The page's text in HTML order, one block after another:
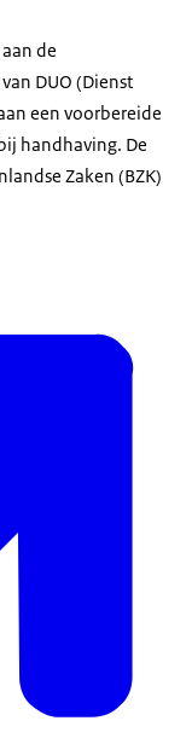
de
DUO (Dienst
een voorbereide
handhaving. De
Zaken (BZK)